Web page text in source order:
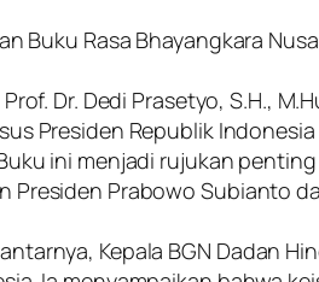
Buku Rasa Bhayangkara
Dr. Dedi Prasetyo, S.H.,
Presiden Republik
ini menjadi rujukan
Presiden Prabowo Subianto
Kepala BGN Dadan